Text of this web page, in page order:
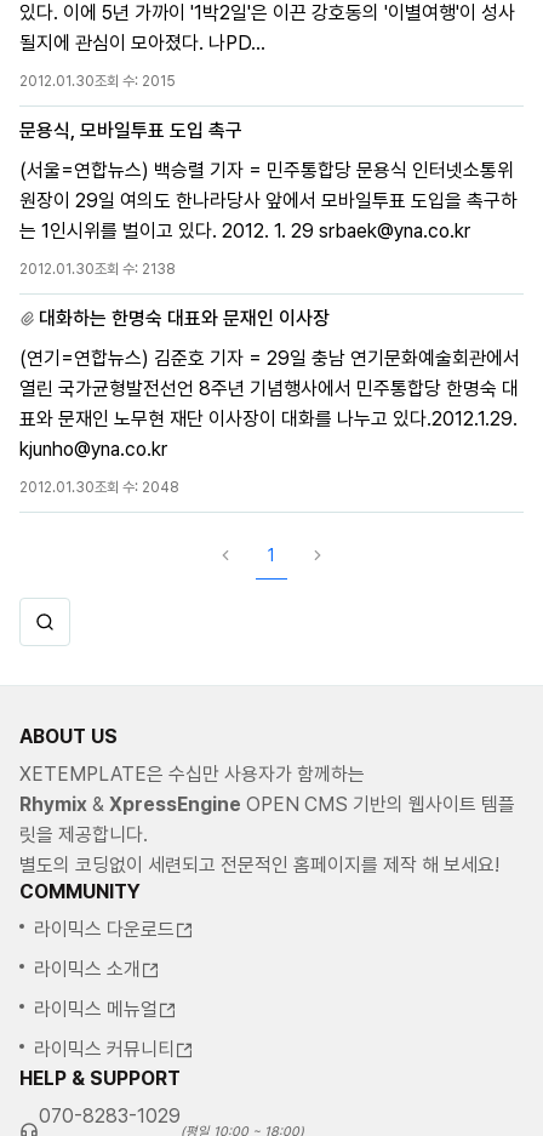
있다. 이에 5년 가까이 '1박2일'은 이끈 강호동의 '이별여행'이 성사
될지에 관심이 모아졌다. 나PD...
2012.01.30조회 수: 2015
문용식, 모바일투표 도입 촉구
(서울=연합뉴스) 백승렬 기자 = 민주통합당 문용식 인터넷소통위
원장이 29일 여의도 한나라당사 앞에서 모바일투표 도입을 촉구하
는 1인시위를 벌이고 있다. 2012. 1. 29 srbaek@yna.co.kr
2012.01.30조회 수: 2138
대화하는 한명숙 대표와 문재인 이사장
(연기=연합뉴스) 김준호 기자 = 29일 충남 연기문화예술회관에서
열린 국가균형발전선언 8주년 기념행사에서 민주통합당 한명숙 대
표와 문재인 노무현 재단 이사장이 대화를 나누고 있다.2012.1.29.
kjunho@yna.co.kr
2012.01.30조회 수: 2048
1
ABOUT US
XETEMPLATE은 수십만 사용자가 함께하는
Rhymix & XpressEngine OPEN CMS 기반의 웹사이트 템플
릿을 제공합니다.
별도의 코딩없이 세련되고 전문적인 홈페이지를 제작 해 보세요!
COMMUNITY
라이믹스 다운로드
라이믹스 소개
라이믹스 메뉴얼
라이믹스 커뮤니티
HELP & SUPPORT
070-8283-1029
(평일 10:00 ~ 18:00)